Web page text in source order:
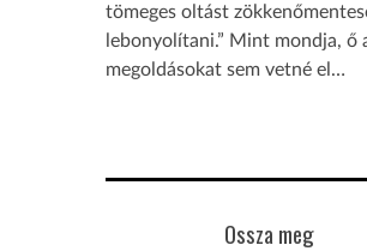
tömeges oltást
lebonyolítani.” Mint mondja, ő
megoldásokat sem vetné el…
Ossza meg